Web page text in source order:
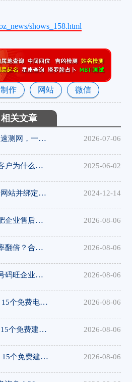
shows_158.html
制作 网站 微信
相关文章
免费姓名测试哪家好？极速测网，一键解锁姓名隐藏寓意 2026-07-06
合肥企业400电话办理：客户为什么更愿意拨打400电话 2025-06-02
利用构站网在线免费申请网站并绑定域名 2024-12-14
买了400电话没人管？合肥企业售后避坑指南，构站网全程服务有保障 2026-08-06
广告上印个400号码转化率翻倍？合肥企业营销利器，构站网400电话助您获客 2026-08-06
400号码也有讲究！选对号码旺企业，合肥400电话选号攻略，构站网号码资源丰富 2026-08-06
2026开网店不花一分钱！15个免费电商建站平台推荐，构站网开店省心省力 2026-08-06
公司没官网等于没门面！15个免费建站平台帮您搭建，构站网企业模板出众 2026-08-06
2026年建站进入AI时代！15个免费建站平台横评，构站网AI建站值得体验 2026-08-06